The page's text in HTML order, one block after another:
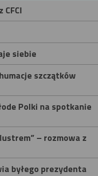
siebie
szczątków
Polki na spotkanie
– rozmowa z
byłego prezydenta